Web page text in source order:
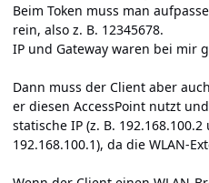
Beim Token muss man
rein, also z. B. 12345678.
IP und Gateway waren bei mir
Dann muss der Client aber
er diesen AccessPoint nutzt
statische IP (z. B. 192.168.100.2
192.168.100.1), da die WLAN-